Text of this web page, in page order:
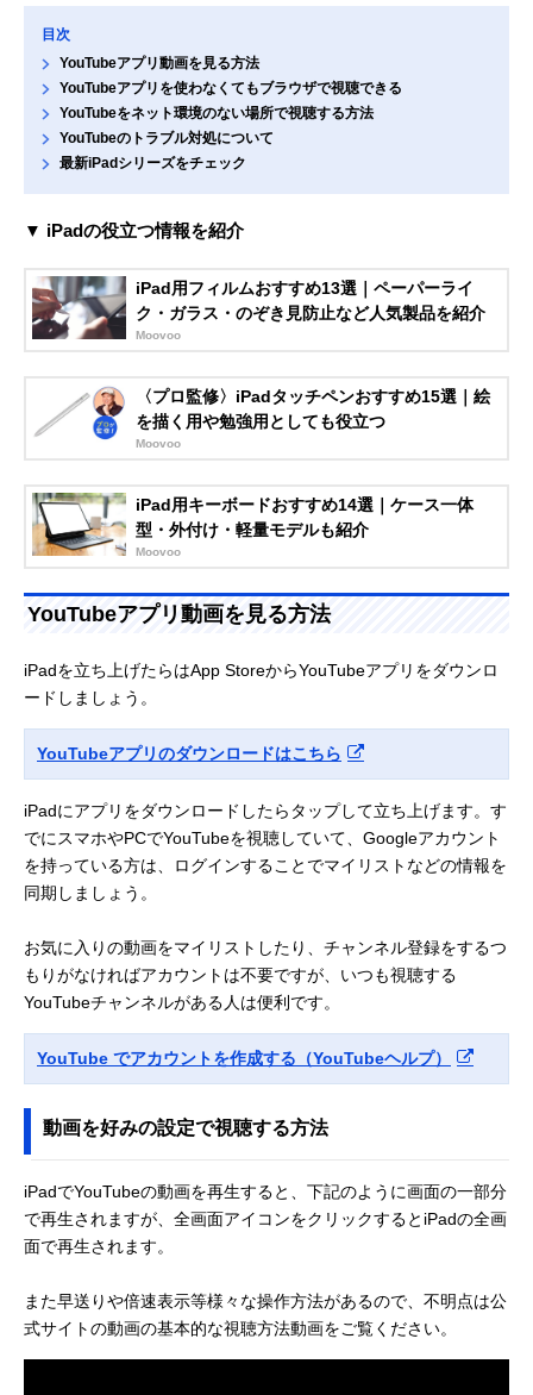
目次
YouTubeアプリ動画を見る方法
YouTubeアプリを使わなくてもブラウザで視聴できる
YouTubeをネット環境のない場所で視聴する方法
YouTubeのトラブル対処について
最新iPadシリーズをチェック
▼ iPadの役立つ情報を紹介
iPad用フィルムおすすめ13選｜ペーパーライ
ク・ガラス・のぞき見防止など人気製品を紹介
Moovoo
〈プロ監修〉iPadタッチペンおすすめ15選｜絵
を描く用や勉強用としても役立つ
Moovoo
iPad用キーボードおすすめ14選｜ケース一体
型・外付け・軽量モデルも紹介
Moovoo
YouTubeアプリ動画を見る方法
iPadを立ち上げたらはApp StoreからYouTubeアプリをダウンロ
ードしましょう。
YouTubeアプリのダウンロードはこちら
iPadにアプリをダウンロードしたらタップして立ち上げます。す
でにスマホやPCでYouTubeを視聴していて、Googleアカウント
を持っている方は、ログインすることでマイリストなどの情報を
同期しましょう。
お気に入りの動画をマイリストしたり、チャンネル登録をするつ
もりがなければアカウントは不要ですが、いつも視聴する
YouTubeチャンネルがある人は便利です。
YouTube でアカウントを作成する（YouTubeヘルプ）
動画を好みの設定で視聴する方法
iPadでYouTubeの動画を再生すると、下記のように画面の一部分
で再生されますが、全画面アイコンをクリックするとiPadの全画
面で再生されます。
また早送りや倍速表示等様々な操作方法があるので、不明点は公
式サイトの動画の基本的な視聴方法動画をご覧ください。